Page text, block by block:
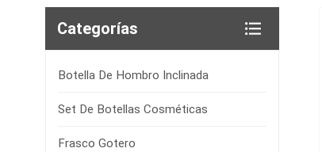
Categorías
Botella De Hombro Inclinada
Set De Botellas Cosméticas
Frasco Gotero